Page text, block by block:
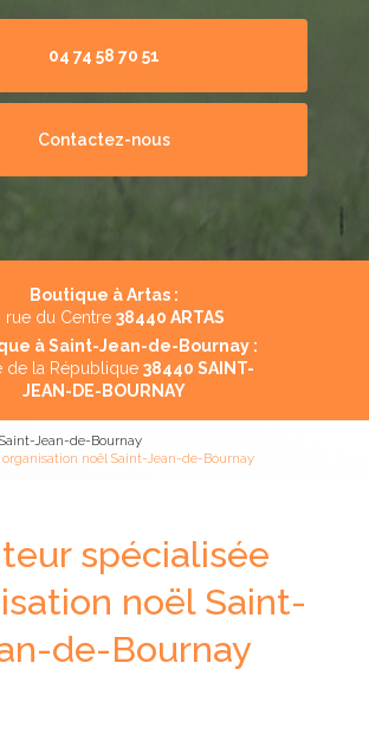
04 74 58 70 51
Contactez-nous
Boutique à Artas :
rue du Centre 38440 ARTAS
à Saint-Jean-de-Bournay :
de la République 38440 SAINT-
JEAN-DE-BOURNAY
Saint-Jean-de-Bournay
noël Saint-Jean-de-Bournay
spécialisée
noël Saint-
de-Bournay